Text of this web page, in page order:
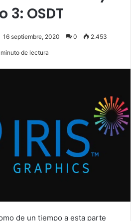
3: OSDT
16 septiembre, 2020 0 2.453
minuto de lectura
de un tiempo a esta parte